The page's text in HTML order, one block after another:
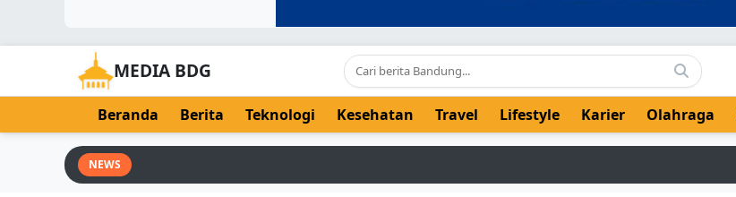
MEDIA BDG
Beranda Berita Teknologi Kesehatan Travel Lifestyle Karier Olahraga
NEWS